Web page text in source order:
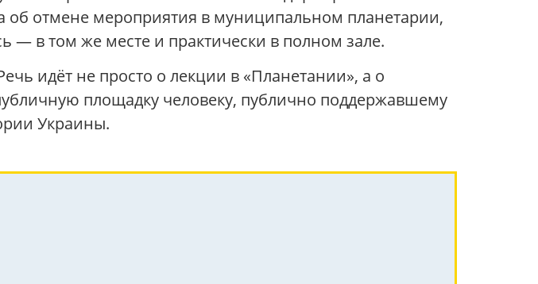
отмене мероприятия в муниципальном планетарии,
— в том же месте и практически в полном зале.
идёт не просто о лекции в «Планетании», а о
площадку человеку, публично поддержавшему
Украины.